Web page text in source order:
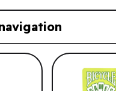
Votre